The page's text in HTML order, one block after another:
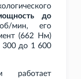
до
мин, его
(662
Нм)
300 до 1 600